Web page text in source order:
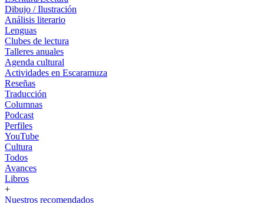
Dibujo / Ilustración
Análisis literario
Lenguas
Clubes de lectura
Talleres anuales
Agenda cultural
Actividades en Escaramuza
Reseñas
Traducción
Columnas
Podcast
Perfiles
YouTube
Cultura
Todos
Avances
Libros
+
Nuestros recomendados